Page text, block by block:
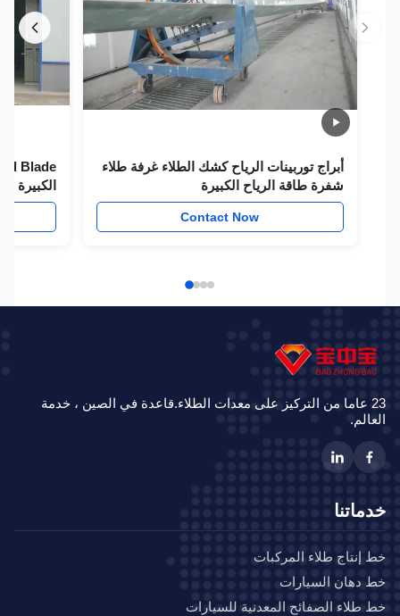
أبراج توربينات الرياح كشك الطلاء غرفة طلاء
شفرة طاقة الرياح الكبيرة
Contact Now
الكبيرة
الطلاء
23 عاما من التركيز على معدات الطلاء.قاعدة في الصين ، خدمة
طلاء المركبات
دهان السيارات
الصفائح المعدنية للسيارات